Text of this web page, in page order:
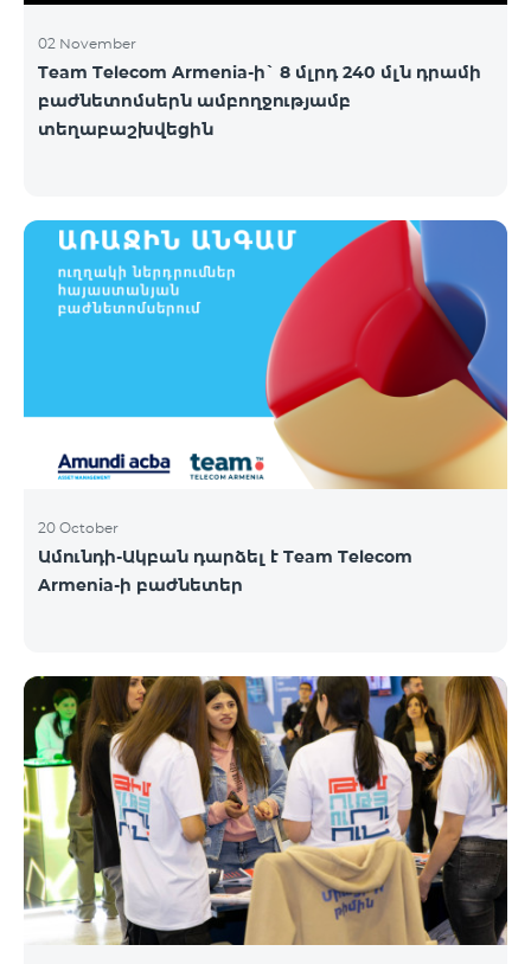
02 November
Team Telecom Armenia-ի` 8 մլրդ 240 մլն դրամի
բաժնետոմսերն ամբողջությամբ
տեղաբաշխվեցին
20 October
Ամունդի-Ակբան դարձել է Team Telecom
Armenia-ի բաժնետեր